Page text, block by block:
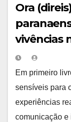
Ora
vivências
Em primeiro
sensíveis para
experiências
comunicação